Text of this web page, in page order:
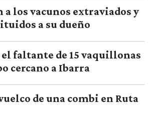
a los vacunos extraviados y
a su dueño
faltante de 15 vaquillonas
cercano a Ibarra
de una combi en Ruta